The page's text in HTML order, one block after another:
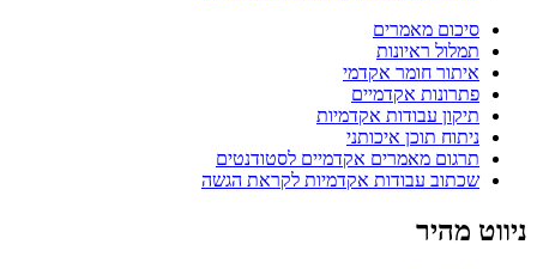
סיכום מאמרים
תמלול ראיונות
איתור חומר אקדמי
פתרונות אקדמיים
תיקון עבודות אקדמיות
ניתוח תוכן איכותני
תרגום מאמרים אקדמיים לסטודנטים
שכתוב עבודות אקדמיות לקראת הגשה
ניווט מהיר